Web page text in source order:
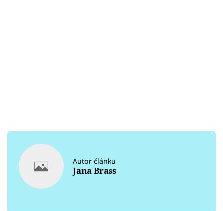
Autor článku
Jana Brass